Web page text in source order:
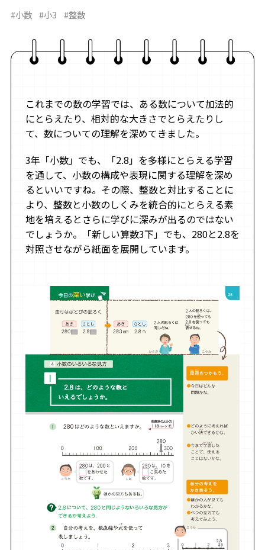
#小数 #小3 #整数
これまでの数の学習では、ある数について加法的
にとらえたり、相対的な大きさでとらえたりし
て、数についての理解を深めてきました。
3年「小数」でも、「2.8」を多様にとらえる学習
を通して、小数の構成や表現に関する理解を深め
るといいですね。その際、整数と対比することに
より、整数と小数のしくみを統合的にとらえる素
地を培えるとさらに学びに深みが出るのではない
でしょうか。「新しい算数3下」でも、280と2.8を
対照させながら紙面を展開しています。